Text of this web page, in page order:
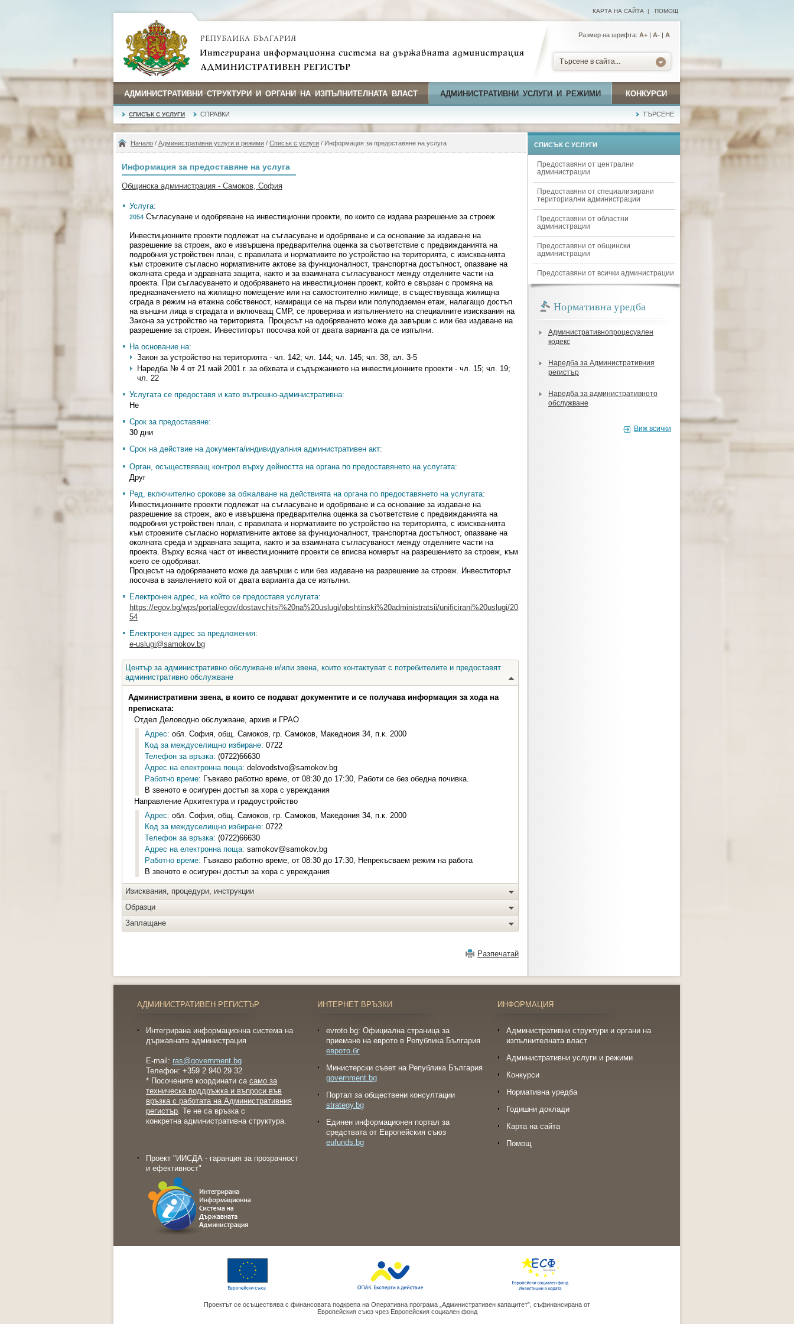
КАРТА НА САЙТА | ПОМОЩ
Размер на шрифта: А+ | A- | A
Търсене в сайта...
АДМИНИСТРАТИВНИ СТРУКТУРИ И ОРГАНИ НА ИЗПЪЛНИТЕЛНАТА ВЛАСТ АДМИНИСТРАТИВНИ УСЛУГИ И РЕЖИМИ КОНКУРСИ
СПИСЪК С УСЛУГИ СПРАВКИ ТЪРСЕНЕ
Начало / Административни услуги и режими / Списък с услуги / Информация за предоставяне на услуга
Информация за предоставяне на услуга
Общинска администрация - Самоков, София
Услуга:
2054 Съгласуване и одобряване на инвестиционни проекти, по които се издава разрешение за строеж
Инвестиционните проекти подлежат на съгласуване и одобряване и са основание за издаване на
разрешение за строеж, ако е извършена предварителна оценка за съответствие с предвижданията на
подробния устройствен план, с правилата и нормативите по устройство на територията, с изискванията
към строежите съгласно нормативните актове за функционалност, транспортна достъпност, опазване на
околната среда и здравната защита, както и за взаимната съгласуваност между отделните части на
проекта. При съгласуването и одобряването на инвестиционен проект, който е свързан с промяна на
предназначението на жилищно помещение или на самостоятелно жилище, в съществуваща жилищна
сграда в режим на етажна собственост, намиращи се на първи или полуподземен етаж, налагащо достъп
на външни лица в сградата и включващ СМР, се проверява и изпълнението на специалните изисквания на
Закона за устройство на територията. Процесът на одобряването може да завърши с или без издаване на
разрешение за строеж. Инвеститорът посочва кой от двата варианта да се изпълни.
На основание на:
Закон за устройство на територията - чл. 142; чл. 144; чл. 145; чл. 38, ал. 3-5
Наредба № 4 от 21 май 2001 г. за обхвата и съдържанието на инвестиционните проекти - чл. 15; чл. 19;
чл. 22
Услугата се предоставя и като вътрешно-административна:
Не
Срок за предоставяне:
30 дни
Срок на действие на документа/индивидуалния административен акт:
Орган, осъществяващ контрол върху дейността на органа по предоставянето на услугата:
Друг
Ред, включително срокове за обжалване на действията на органа по предоставянето на услугата:
Инвестиционните проекти подлежат на съгласуване и одобряване и са основание за издаване на
разрешение за строеж, ако е извършена предварителна оценка за съответствие с предвижданията на
подробния устройствен план, с правилата и нормативите по устройство на територията, с изискванията
към строежите съгласно нормативните актове за функционалност, транспортна достъпност, опазване на
околната среда и здравната защита, както и за взаимната съгласуваност между отделните части на
проекта. Върху всяка част от инвестиционните проекти се вписва номерът на разрешението за строеж, към
което се одобряват.
Процесът на одобряването може да завърши с или без издаване на разрешение за строеж. Инвеститорът
посочва в заявлението кой от двата варианта да се изпълни.
Електронен адрес, на който се предоставя услугата:
https://egov.bg/wps/portal/egov/dostavchitsi%20na%20uslugi/obshtinski%20administratsii/unificirani%20uslugi/20
54
Електронен адрес за предложения:
e-uslugi@samokov.bg
Център за административно обслужване и/или звена, които контактуват с потребителите и предоставят
административно обслужване
Административни звена, в които се подават документите и се получава информация за хода на
преписката:
Отдел Деловодно обслужване, архив и ГРАО
Адрес: обл. София, общ. Самоков, гр. Самоков, Македноия 34, п.к. 2000
Код за междуселищно избиране: 0722
Телефон за връзка: (0722)66630
Адрес на електронна поща: delovodstvo@samokov.bg
Работно време: Гъвкаво работно време, от 08:30 до 17:30, Работи се без обедна почивка.
В звеното е осигурен достъп за хора с увреждания
Направление Архитектура и градоустройство
Адрес: обл. София, общ. Самоков, гр. Самоков, Македония 34, п.к. 2000
Код за междуселищно избиране: 0722
Телефон за връзка: (0722)66630
Адрес на електронна поща: samokov@samokov.bg
Работно време: Гъвкаво работно време, от 08:30 до 17:30, Непрекъсваем режим на работа
В звеното е осигурен достъп за хора с увреждания
Изисквания, процедури, инструкции
Образци
Заплащане
Разпечатай
СПИСЪК С УСЛУГИ
Предоставяни от централни
администрации
Предоставяни от специализирани
териториални администрации
Предоставяни от областни
администрации
Предоставяни от общински
администрации
Предоставяни от всички администрации
Нормативна уредба
Административнопроцесуален
кодекс
Наредба за Административния
регистър
Наредба за административното
обслужване
Виж всички
АДМИНИСТРАТИВЕН РЕГИСТЪР
Интегрирана информационна система на
държавната администрация
E-mail: ras@government.bg
Телефон: +359 2 940 29 32
* Посочените координати са само за
техническа поддръжка и въпроси във
връзка с работата на Административния
регистър. Те не са връзка с
конкретна административна структура.
Проект "ИИСДА - гаранция за прозрачност
и ефективност"
ИНТЕРНЕТ ВРЪЗКИ
evroto.bg: Официална страница за
приемане на еврото в Република България
еврото.бг
Министерски съвет на Република България
government.bg
Портал за обществени консултации
strategy.bg
Eдинен информационен портал за
средствата от Европейския съюз
eufunds.bg
ИНФОРМАЦИЯ
Административни структури и органи на
изпълнителната власт
Административни услуги и режими
Конкурси
Нормативна уредба
Годишни доклади
Карта на сайта
Помощ
Проектът се осъществява с финансовата подкрепа на Оперативна програма „Административен капацитет”, съфинансирана от
Европейския съюз чрез Европейския социален фонд